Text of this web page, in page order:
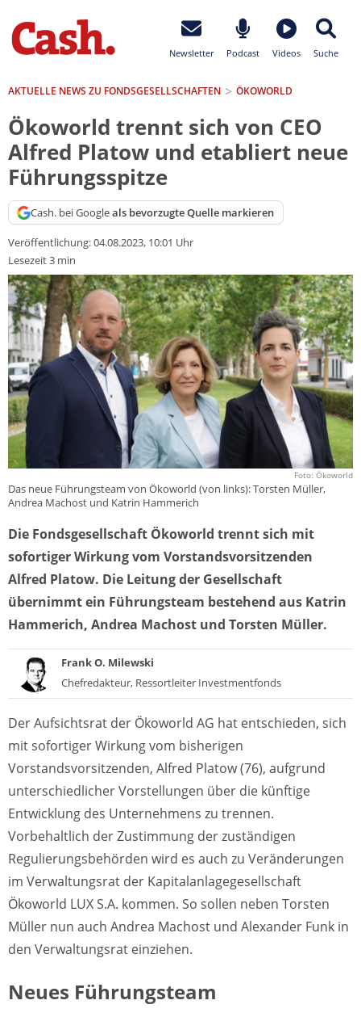
Newsletter Podcast Videos Suche
AKTUELLE NEWS ZU FONDSGESELLSCHAFTEN ÖKOWORLD
Ökoworld trennt sich von CEO
Alfred Platow und etabliert neue
Führungsspitze
Cash. bei Googleals bevorzugte Quelle markieren
Veröffentlichung:04.08.2023, 10:01 Uhr
Lesezeit 3 min
Foto: Ökoworld
Das neue Führungsteam von Ökoworld (von links): Torsten Müller,
Andrea Machost und Katrin Hammerich
Die Fondsgesellschaft Ökoworld trennt sich mit
sofortiger Wirkung vom Vorstandsvorsitzenden
Alfred Platow. Die Leitung der Gesellschaft
übernimmt ein Führungsteam bestehend aus Katrin
Hammerich, Andrea Machost und Torsten Müller.
Frank O. Milewski
Chefredakteur, Ressortleiter Investmentfonds
Der Aufsichtsrat der Ökoworld AG hat entschieden, sich
mit sofortiger Wirkung vom bisherigen
Vorstandsvorsitzenden, Alfred Platow (76), aufgrund
unterschiedlicher Vorstellungen über die künftige
Entwicklung des Unternehmens zu trennen.
Vorbehaltlich der Zustimmung der zuständigen
Regulierungsbehörden wird es auch zu Veränderungen
im Verwaltungsrat der Kapitalanlagegesellschaft
Ökoworld LUX S.A. kommen. So sollen neben Torsten
Müller nun auch Andrea Machost und Alexander Funk in
den Verwaltungsrat einziehen.
Neues Führungsteam